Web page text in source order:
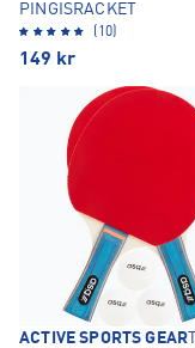
PINGISRACKET
(10)
149 kr
ACTIVE SPORTS GEAR